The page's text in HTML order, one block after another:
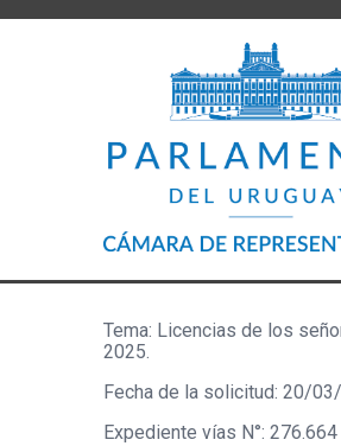
Tema: Licencias de los
2025.
Fecha de la solicitud: 20/
Expediente vías N°: 276.664